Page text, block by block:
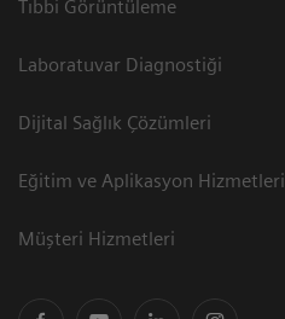
Tıbbi Görüntüleme
Laboratuvar Diagnostiği
Dijital Sağlık Çözümleri
Eğitim ve Aplikasyon Hizmetleri
Müşteri Hizmetleri